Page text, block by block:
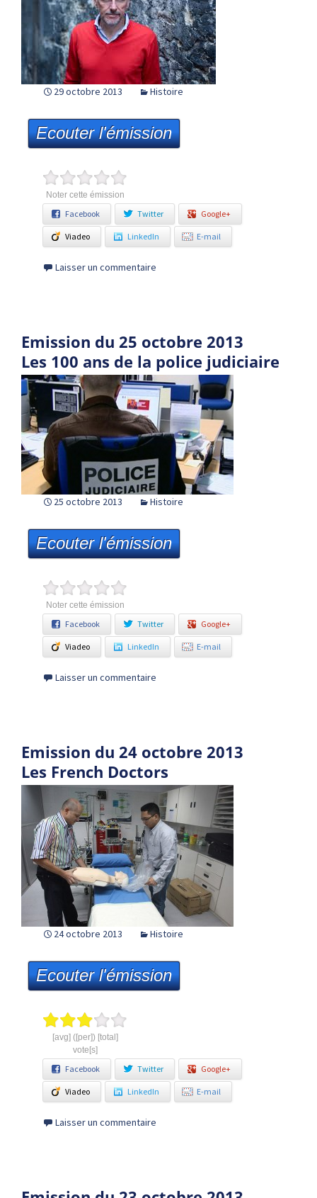
29 octobre 2013 Histoire
Ecouter l'émission
Noter cette émission
Facebook Twitter Google+
Viadeo LinkedIn E-mail
Laisser un commentaire
Emission du 25 octobre 2013
Les 100 ans de la police judiciaire
25 octobre 2013 Histoire
Ecouter l'émission
Noter cette émission
Facebook Twitter Google+
Viadeo LinkedIn E-mail
Laisser un commentaire
Emission du 24 octobre 2013
Les French Doctors
24 octobre 2013 Histoire
Ecouter l'émission
[avg] ([per]) [total]
vote[s]
Facebook Twitter Google+
Viadeo LinkedIn E-mail
Laisser un commentaire